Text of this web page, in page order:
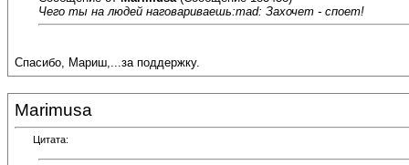
Чего ты на людей наговариваешь:mad: Захочет - споет!
Спасибо, Мариш,...за поддержку.
Marimusa
Цитата: